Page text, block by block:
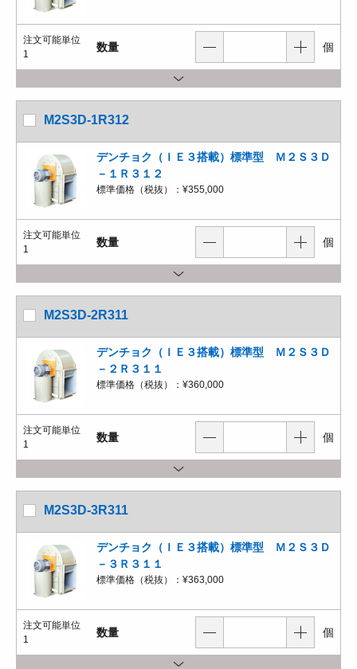
注文可能単位
1
数量 個
M2S3D-1R312
デンチョク（ＩＥ３搭載）標準型 Ｍ２Ｓ３Ｄ
－１Ｒ３１２
標準価格（税抜）： ¥355,000
注文可能単位
1
数量 個
M2S3D-2R311
デンチョク（ＩＥ３搭載）標準型 Ｍ２Ｓ３Ｄ
－２Ｒ３１１
標準価格（税抜）： ¥360,000
注文可能単位
1
数量 個
M2S3D-3R311
デンチョク（ＩＥ３搭載）標準型 Ｍ２Ｓ３Ｄ
－３Ｒ３１１
標準価格（税抜）： ¥363,000
注文可能単位
1
数量 個